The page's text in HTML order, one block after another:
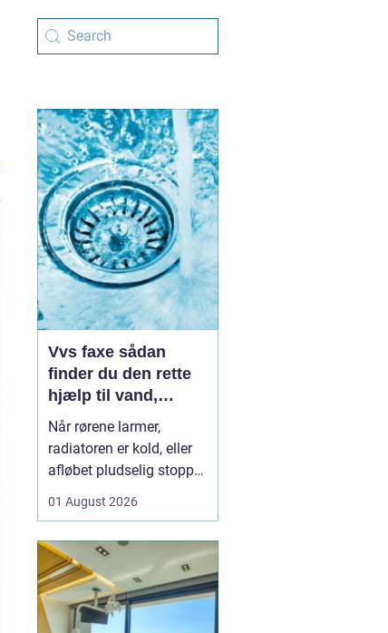
Vvs faxe sådan
finder du den rette
hjælp til vand,
varme og sanitet
Når rørene larmer,
radiatoren er kold, eller
afløbet pludselig stopper
hvor vigtig en
er i hverdagen. I Faxe og
omegn spiller de lokale
VVS-installatører en
central rolle for både
01 August 2026